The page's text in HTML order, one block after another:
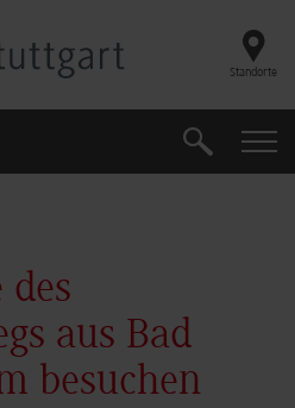
Standorte
Suche
des
aus Bad
besuchen